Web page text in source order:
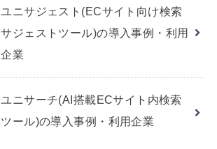
ユニサジェスト(ECサイト向け検索
サジェストツール)の導入事例・利用
企業
ユニサーチ(AI搭載ECサイト内検索
ツール)の導入事例・利用企業